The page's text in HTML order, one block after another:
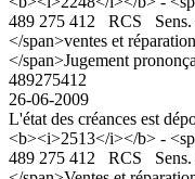
489 275 412 RCS Sens.
</span>ventes et
</span>Jugement
489275412
26-06-2009
L'état des créances est
<b><i>2513</i></b> -
489 275 412 RCS Sens.